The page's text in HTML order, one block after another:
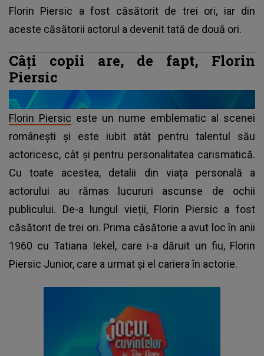
Florin Piersic a fost căsătorit de trei ori, iar din
aceste căsătorii actorul a devenit tată de două ori.
Câți copii are, de fapt, Florin
Piersic
Florin Piersic este un nume emblematic al scenei
românești și este iubit atât pentru talentul său
actoricesc, cât și pentru personalitatea carismatică.
Cu toate acestea, detalii din viața personală a
actorului au rămas lucururi ascunse de ochii
publicului. De-a lungul vieții, Florin Piersic a fost
căsătorit de trei ori. Prima căsătorie a avut loc în anii
1960 cu Tatiana Iekel, care i-a dăruit un fiu, Florin
Piersic Junior, care a urmat și el cariera în actorie.